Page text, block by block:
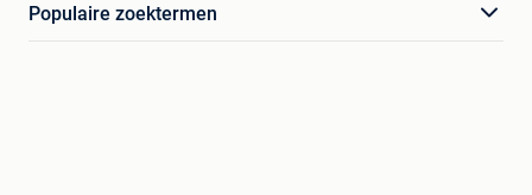
Populaire zoektermen